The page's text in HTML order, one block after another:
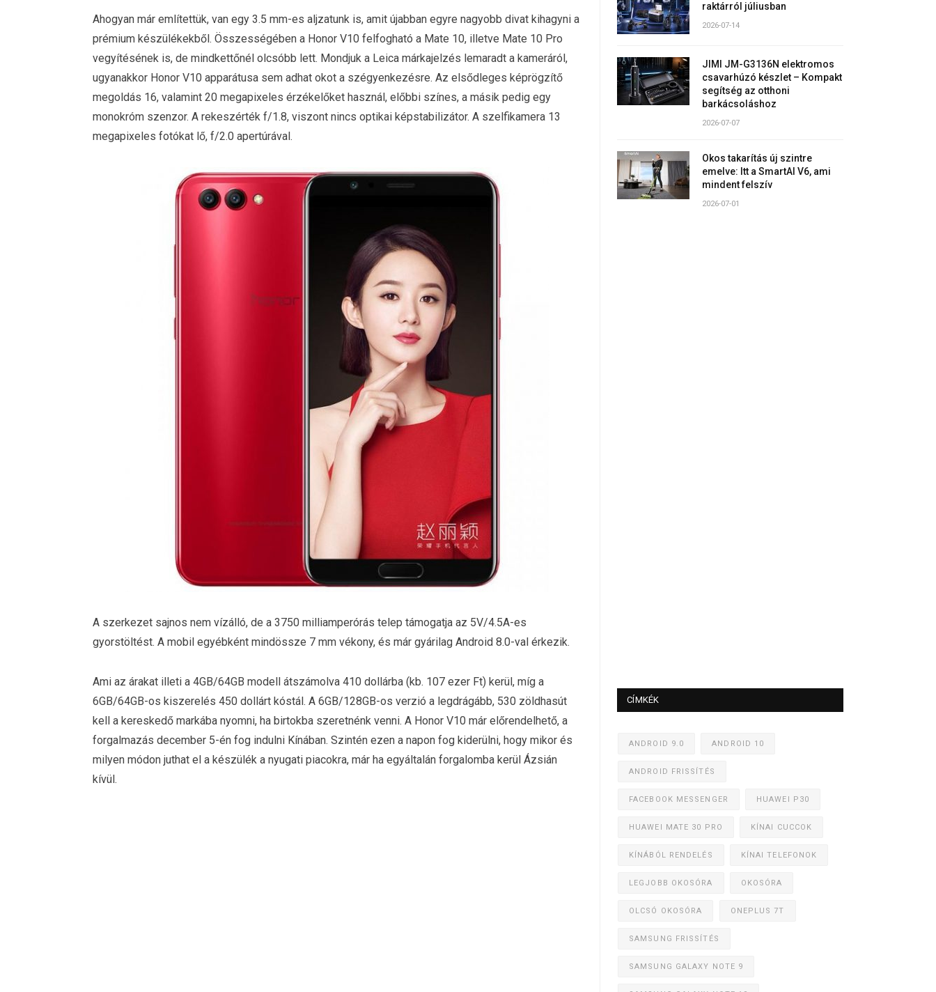
Ahogyan már említettük, van egy 3.5 mm-es aljzatunk is, amit újabban egyre nagyobb divat kihagyni a
prémium készülékekből. Összességében a Honor V10 felfogható a Mate 10, illetve Mate 10 Pro
vegyítésének is, de mindkettőnél olcsóbb lett. Mondjuk a Leica márkajelzés lemaradt a kameráról,
ugyanakkor Honor V10 apparátusa sem adhat okot a szégyenkezésre. Az elsődleges képrögzítő
megoldás 16, valamint 20 megapixeles érzékelőket használ, előbbi színes, a másik pedig egy
monokróm szenzor. A rekeszérték f/1.8, viszont nincs optikai képstabilizátor. A szelfikamera 13
megapixeles fotókat lő, f/2.0 apertúrával.
A szerkezet sajnos nem vízálló, de a 3750 milliamperórás telep támogatja az 5V/4.5A-es
gyorstöltést. A mobil egyébként mindössze 7 mm vékony, és már gyárilag Android 8.0-val érkezik.
Ami az árakat illeti a 4GB/64GB modell átszámolva 410 dollárba (kb. 107 ezer Ft) kerül, míg a
6GB/64GB-os kiszerelés 450 dollárt kóstál. A 6GB/128GB-os verzió a legdrágább, 530 zöldhasút
kell a kereskedő markába nyomni, ha birtokba szeretnénk venni. A Honor V10 már előrendelhető, a
forgalmazás december 5-én fog indulni Kínában. Szintén ezen a napon fog kiderülni, hogy mikor és
milyen módon juthat el a készülék a nyugati piacokra, már ha egyáltalán forgalomba kerül Ázsián
kívül.
raktárról júliusban
2026-07-14
JIMI JM-G3136N elektromos
csavarhúzó készlet – Kompakt
segítség az otthoni
barkácsoláshoz
2026-07-07
Okos takarítás új szintre
emelve: Itt a SmartAI V6, ami
mindent felszív
2026-07-01
CÍMKÉK
ANDROID 9.0 ANDROID 10
ANDROID FRISSÍTÉS
FACEBOOK MESSENGER HUAWEI P30
HUAWEI MATE 30 PRO KÍNAI CUCCOK
KÍNÁBÓL RENDELÉS KÍNAI TELEFONOK
LEGJOBB OKOSÓRA OKOSÓRA
OLCSÓ OKOSÓRA ONEPLUS 7T
SAMSUNG FRISSÍTÉS
SAMSUNG GALAXY NOTE 9